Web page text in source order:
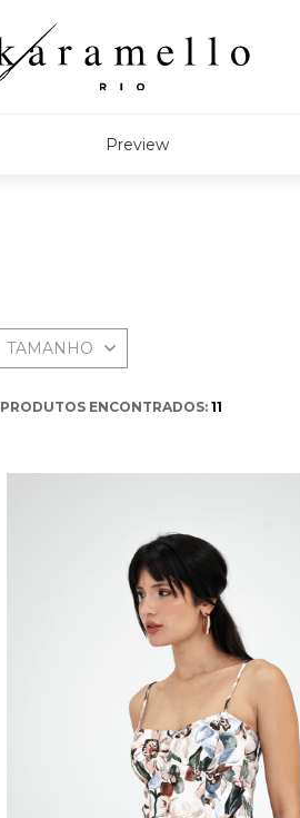
Preview
TAMANHO
PRODUTOS ENCONTRADOS: 11